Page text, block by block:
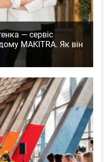
— сервіс
MAKITRA. Як він